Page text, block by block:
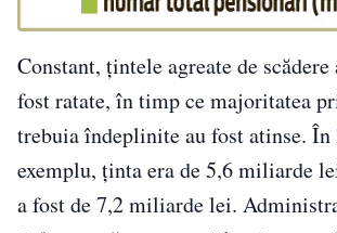
Constant, ţintele agreate de
fost ratate, în timp ce majoritatea
trebuia îndeplinite au fost atinse. În
exemplu, ţinta era de 5,6 miliarde
a fost de 7,2 miliarde lei.